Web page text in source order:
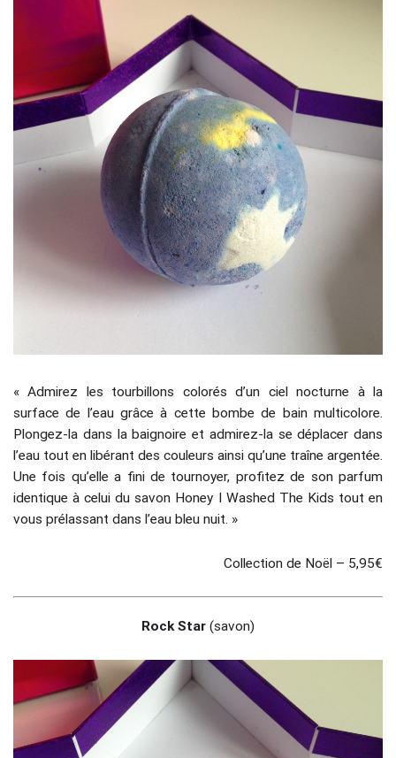
«Admirez les tourbillons colorés d’un ciel nocturne à la
surface de l’eau grâce à cette bombe de bain multicolore.
Plongez-la dans la baignoire et admirez-la se déplacer dans
l’eau tout en libérant des couleurs ainsi qu’une traîne argentée.
Une fois qu’elle a fini de tournoyer, profitez de son parfum
identique à celui du savon Honey I Washed The Kids tout en
vous prélassant dans l’eau bleu nuit. »
Collection de Noël – 5,95€
Rock Star (savon)